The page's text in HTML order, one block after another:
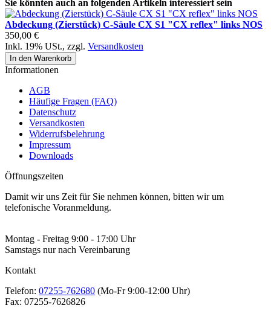
Sie könnten auch an folgenden Artikeln interessiert sein
Abdeckung (Zierstück) C-Säule CX S1 "CX reflex" links NOS
350,00 €
Inkl. 19% USt., zzgl. Versandkosten
In den Warenkorb
Informationen
AGB
Häufige Fragen (FAQ)
Datenschutz
Versandkosten
Widerrufsbelehrung
Impressum
Downloads
Öffnungszeiten
Damit wir uns Zeit für Sie nehmen können, bitten wir um
telefonische Voranmeldung.
Montag - Freitag 9:00 - 17:00 Uhr
Samstags nur nach Vereinbarung
Kontakt
Telefon: 07255-762680 (Mo-Fr 9:00-12:00 Uhr)
Fax: 07255-7626826